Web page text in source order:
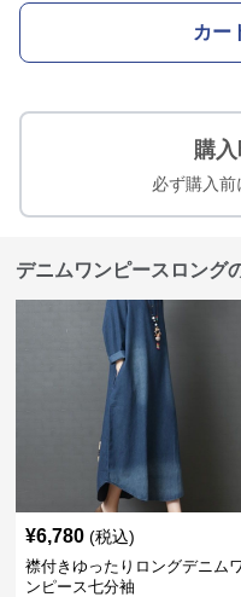
カー
購
必ず購入前
デニムワンピースロング
¥6,780 (税込)
襟付きゆったりロングデニムワ
ンピース七分袖